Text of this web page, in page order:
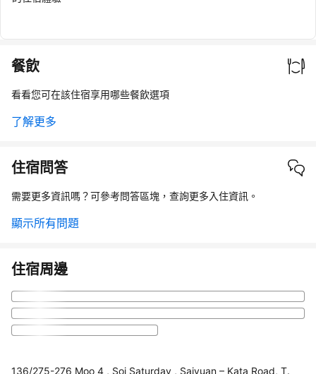
餐飲
看看您可在該住宿享用哪些餐飲選項
了解更多
住宿問答
需要更多資訊嗎？可參考問答區塊，查詢更多入住資訊。
顯示所有問題
住宿周邊
136/275-276 Moo 4 , Soi Saturday , Saiyuan – Kata Road, T.